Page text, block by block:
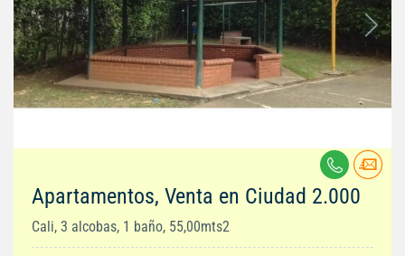
Apartamentos, Venta en Ciudad 2.000
Cali, 3 alcobas, 1 baño, 55,00mts2